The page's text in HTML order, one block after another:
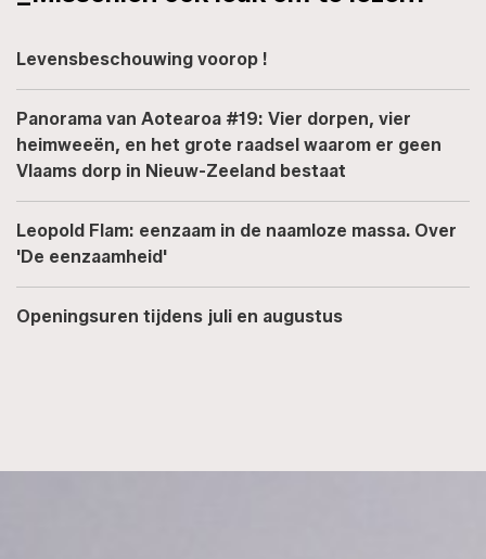
Levensbeschouwing voorop !
Panorama van Aotearoa #19: Vier dorpen, vier
heimweeën, en het grote raadsel waarom er geen
Vlaams dorp in Nieuw-Zeeland bestaat
Leopold Flam: eenzaam in de naamloze massa. Over
'De eenzaamheid'
Openingsuren tijdens juli en augustus